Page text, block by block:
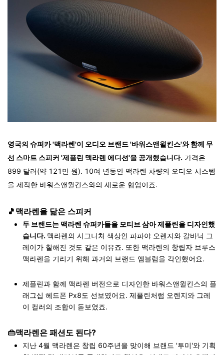
영국의 슈퍼카 '맥라렌'이 오디오 브랜드 '바워스앤윌킨스'와 함께 무
선 스마트 스피커 '제플린 맥라렌 에디션'을 공개했습니다. 가격은
899 달러(약 121만 원). 10여 년동안 맥라렌 차량의 오디오 시스템
을 제작한 바워스앤윌킨스와의 새로운 협업이죠.
🎵맥라렌을 닮은 스피커
두 브랜드는 맥라렌 슈퍼카들을 모티브 삼아 제플린을 디자인했
습니다. 맥라렌의 시그니처 색상인 파파야 오렌지와 갈바닉 그
레이가 칠해진 것도 같은 이유죠. 또한 맥라렌의 창립자 브루스
맥라렌을 기리기 위해 과거의 브랜드 엠블럼을 각인했어요.
제플린과 함께 맥라렌 버전으로 디자인한 바워스앤윌킨스의 플
래그십 헤드폰 Px8도 선보였어요. 제플린처럼 오렌지와 그레
이 컬러의 조합이 돋보였죠.
👜맥라렌은 패션도 된다?
지난 4월 맥라렌은 창립 60주년을 맞이해 브랜드 '투미'와 기획